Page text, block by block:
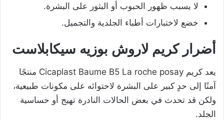
لا يسبب ظهور الحبوب أو البثور على البشرة.
خضع لاختبارات أطباء الجلدية والتجميل.
أضرار كريم لاروش بوزيه سيكابلاست
يعد كريم Cicaplast Baume B5 La roche posay منتجًا
آمنًا إلى حدٍ كبير على البشرة لاحتوائه على مكونات طبيعية،
ولكن قد تحدث في بعض الحالات النادرة تهيج أو حساسية
الجلد.